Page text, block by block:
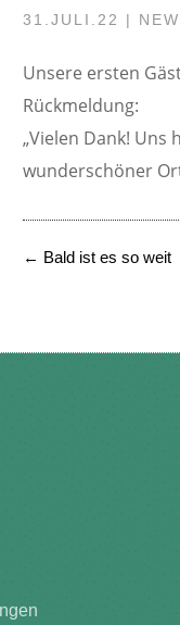
31.JULI.22 |
Unsere ersten
Rückmeldung:
„Vielen Dank!
wunderschöner
← Bald ist es so weit